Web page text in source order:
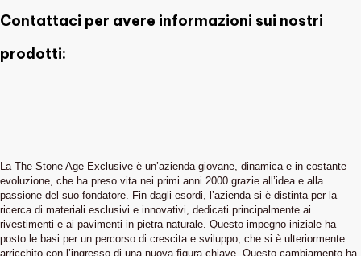
Contattaci per avere informazioni sui nostri
prodotti:
La The Stone Age Exclusive è un’azienda giovane, dinamica e in costante
evoluzione, che ha preso vita nei primi anni 2000 grazie all’idea e alla
passione del suo fondatore. Fin dagli esordi, l’azienda si è distinta per la
ricerca di materiali esclusivi e innovativi, dedicati principalmente ai
rivestimenti e ai pavimenti in pietra naturale. Questo impegno iniziale ha
posto le basi per un percorso di crescita e sviluppo, che si è ulteriormente
arricchito con l’ingresso di una nuova figura chiave. Questo cambiamento ha